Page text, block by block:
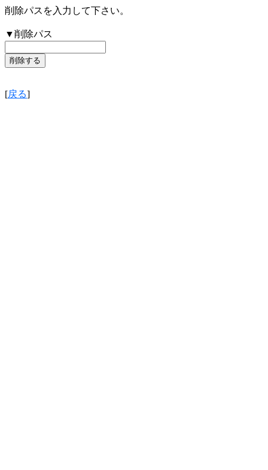
削除パスを入力して下さい。
▼削除パス
[戻る]